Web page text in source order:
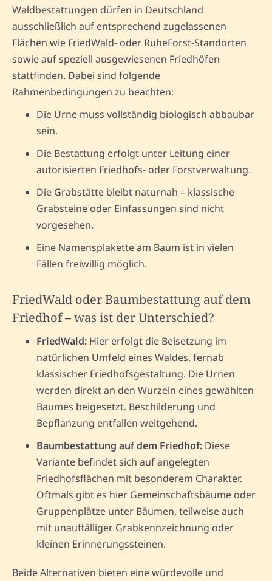
Waldbestattungen dürfen in Deutschland
ausschließlich auf entsprechend zugelassenen
Flächen wie FriedWald- oder RuheForst-Standorten
sowie auf speziell ausgewiesenen Friedhöfen
stattfinden. Dabei sind folgende
Rahmenbedingungen zu beachten:
Die Urne muss vollständig biologisch abbaubar
sein.
Die Bestattung erfolgt unter Leitung einer
autorisierten Friedhofs- oder Forstverwaltung.
Die Grabstätte bleibt naturnah – klassische
Grabsteine oder Einfassungen sind nicht
vorgesehen.
Eine Namensplakette am Baum ist in vielen
Fällen freiwillig möglich.
FriedWald oder Baumbestattung auf dem
Friedhof – was ist der Unterschied?
FriedWald: Hier erfolgt die Beisetzung im
natürlichen Umfeld eines Waldes, fernab
klassischer Friedhofsgestaltung. Die Urnen
werden direkt an den Wurzeln eines gewählten
Baumes beigesetzt. Beschilderung und
Bepflanzung entfallen weitgehend.
Baumbestattung auf dem Friedhof: Diese
Variante befindet sich auf angelegten
Friedhofsflächen mit besonderem Charakter.
Oftmals gibt es hier Gemeinschaftsbäume oder
Gruppenplätze unter Bäumen, teilweise auch
mit unauffälliger Grabkennzeichnung oder
kleinen Erinnerungssteinen.
Beide Alternativen bieten eine würdevolle und